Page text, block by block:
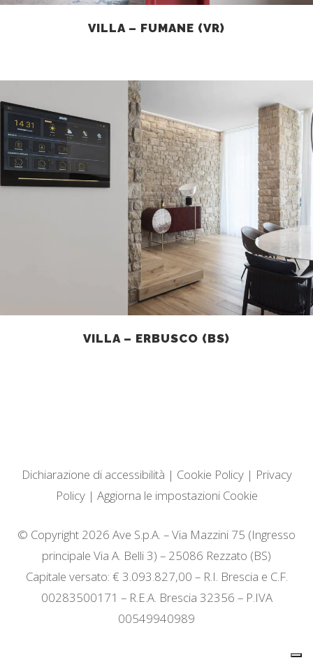
VILLA – FUMANE (VR)
VILLA – ERBUSCO (BS)
Dichiarazione di accessibilità | Cookie Policy| Privacy
Policy| Aggiorna le impostazioni Cookie
© Copyright 2026 Ave S.p.A. – Via Mazzini 75 (Ingresso
principale Via A. Belli 3) – 25086 Rezzato (BS)
Capitale versato: € 3.093.827,00 – R.I. Brescia e C.F.
00283500171 – R.E.A. Brescia 32356 – P.IVA
00549940989